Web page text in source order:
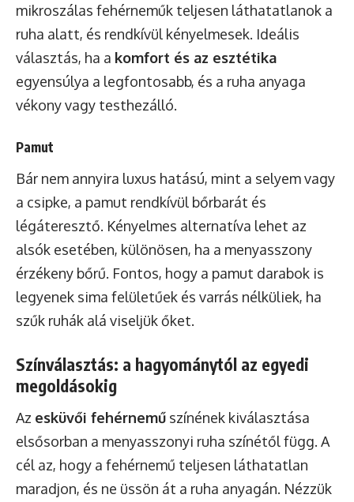
mikroszálas fehérneműk teljesen láthatatlanok a
ruha alatt, és rendkívül kényelmesek. Ideális
választás, ha a komfort és az esztétika
egyensúlya a legfontosabb, és a ruha anyaga
vékony vagy testhezálló.
Pamut
Bár nem annyira luxus hatású, mint a selyem vagy
a csipke, a pamut rendkívül bőrbarát és
légáteresztő. Kényelmes alternatíva lehet az
alsók esetében, különösen, ha a menyasszony
érzékeny bőrű. Fontos, hogy a pamut darabok is
legyenek sima felületűek és varrás nélküliek, ha
szűk ruhák alá viseljük őket.
Színválasztás: a hagyománytól az egyedi
megoldásokig
Az esküvői fehérnemű színének kiválasztása
elsősorban a menyasszonyi ruha színétől függ. A
cél az, hogy a fehérnemű teljesen láthatatlan
maradjon, és ne üssön át a ruha anyagán. Nézzük